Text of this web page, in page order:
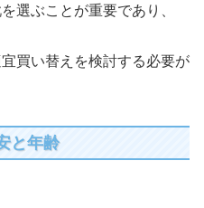
選ぶことが重要であり、
買い替えを検討する必要が
と年齢